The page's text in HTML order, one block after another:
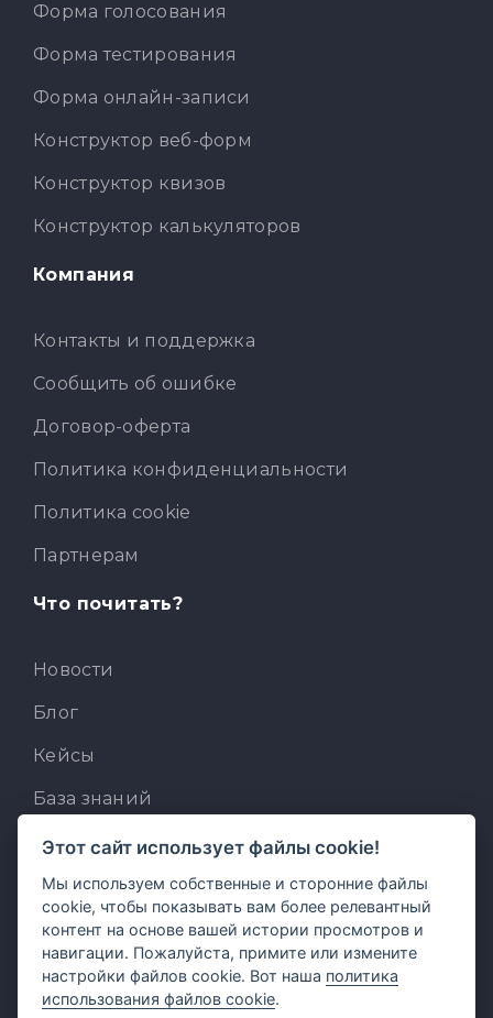
Форма голосования
Форма тестирования
Форма онлайн-записи
Конструктор веб-форм
Конструктор квизов
Конструктор калькуляторов
Компания
Контакты и поддержка
Сообщить об ошибке
Договор-оферта
Политика конфиденциальности
Политика cookie
Партнерам
Что почитать?
Новости
Блог
Кейсы
База знаний
Для разработчиков
Встроенный AI-ассистент
MCP для AI-клиентов
Отзывы и предложения
Этот сайт использует файлы cookie!
Мы используем собственные и сторонние файлы
cookie, чтобы показывать вам более релевантный
контент на основе вашей истории просмотров и
навигации. Пожалуйста, примите или измените
настройки файлов cookie. Вот наша политика
использования файлов cookie.